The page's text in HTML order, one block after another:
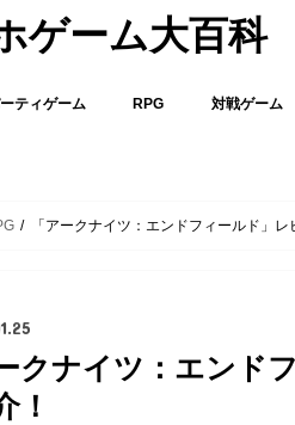
ゲーム大百科
ティゲーム RPG 対戦ゲーム
「アークナイツ：エンドフィールド」
クナイツ：エンド
！